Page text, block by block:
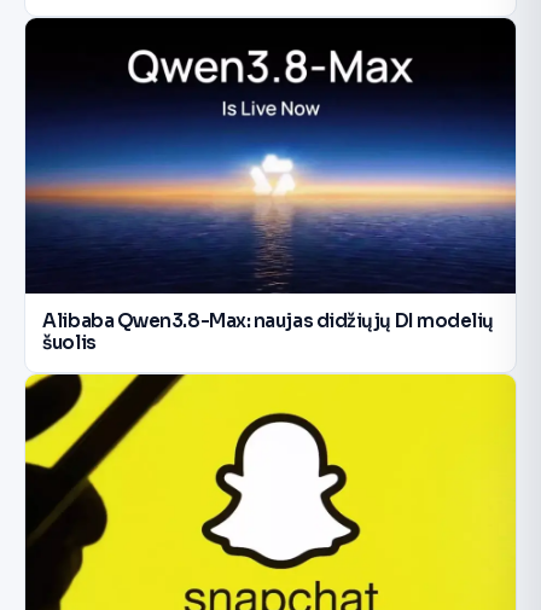
Alibaba Qwen3.8-Max: naujas didžiųjų DI modelių
šuolis